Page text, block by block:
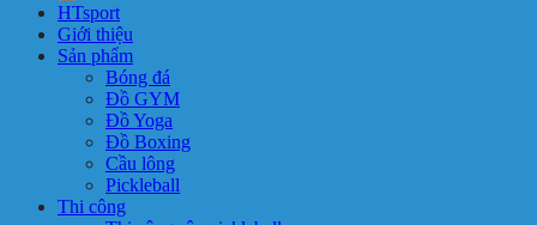
HTsport
Giới thiệu
Sản phẩm
Bóng đá
Đồ GYM
Đồ Yoga
Đồ Boxing
Cầu lông
Pickleball
Thi công